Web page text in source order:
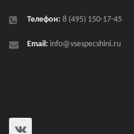
Телефон: 8 (495) 150-17-45
Email: info@vsespecshini.ru